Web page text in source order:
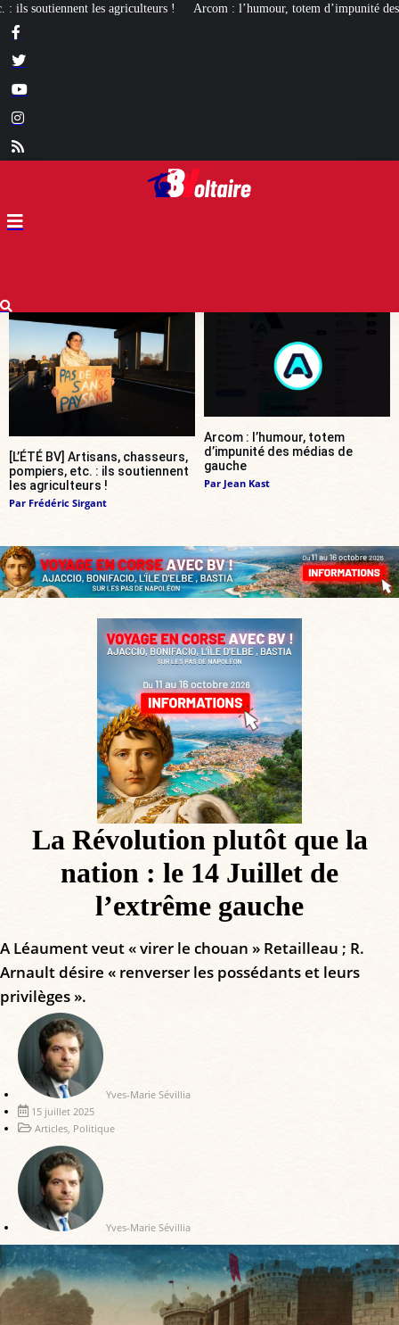
: l’humour, totem d’impunité des médias de gauche La mortalité
[L’ÉTÉ BV] Artisans, chasseurs,
pompiers, etc. : ils soutiennent
les agriculteurs !
Par Frédéric Sirgant
Arcom : l’humour, totem
d’impunité des médias de
gauche
Par Jean Kast
La Révolution plutôt que la
nation : le 14 Juillet de
l’extrême gauche
A Léaument veut « virer le chouan » Retailleau ; R.
Arnault désire « renverser les possédants et leurs
privilèges ».
Yves-Marie Sévillia
15 juillet 2025
Articles Politique
Yves-Marie Sévillia